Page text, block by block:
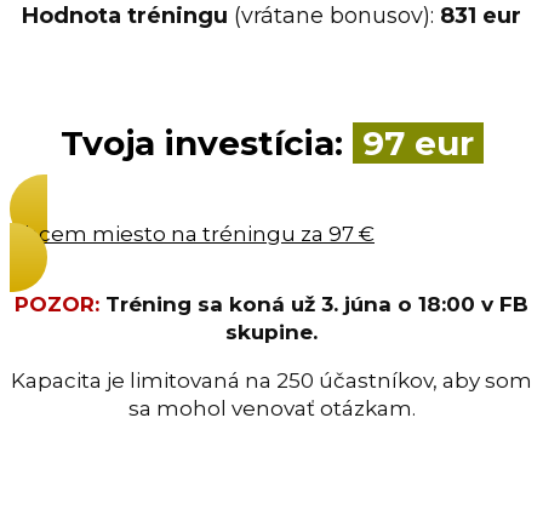
Hodnota tréningu (vrátane bonusov): 831 eur
Tvoja investícia: 97 eur
Chcem miesto na tréningu za 97 €
POZOR: Tréning sa koná už 3. júna o 18:00 v FB
skupine.
Kapacita je limitovaná na 250 účastníkov, aby som
sa mohol venovať otázkam.